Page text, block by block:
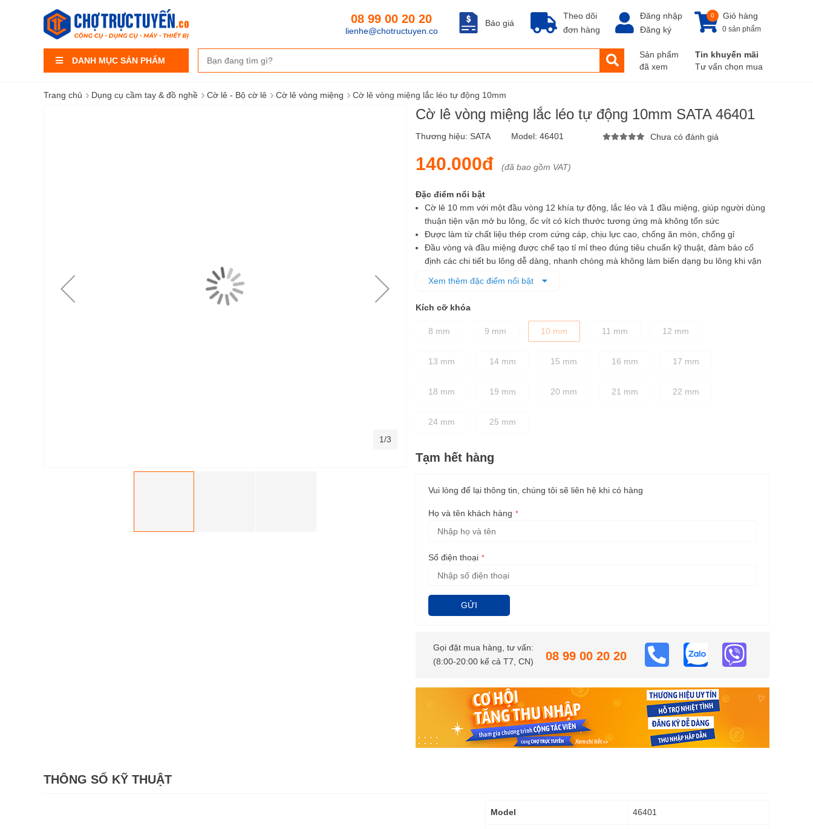
DANH MỤC SẢN PHẨM
Theo dõi
đơn hàng
Báo giá
08 99 00 20 20
lienhe@chotructuyen.co
Đăng nhập
Đăng ký
Giỏ hàng
0
0 sản phẩm
Sản phẩm
đã xem
Tin khuyến mãi
Tư vấn chọn mua
Trang chủ › Dụng cụ cầm tay & đồ nghề › Cờ lê - Bộ cờ lê › Cờ lê vòng miệng › Cờ lê vòng miệng lắc léo tự động 10mm
Cờ lê vòng miệng lắc léo tự động 10mm SATA 46401
Thương hiệu: SATA Model: 46401 Chưa có đánh giá
140.000đ (đã bao gồm VAT)
Đặc điểm nổi bật
Cờ lê 10 mm với một đầu vòng 12 khía tự động, lắc léo và 1 đầu miệng, giúp người dùng
thuận tiện vặn mở bu lông, ốc vít có kích thước tương ứng mà không tốn sức
Được làm từ chất liệu thép crom cứng cáp, chịu lực cao, chống ăn mòn, chống gỉ
Đầu vòng và đầu miệng được chế tạo tỉ mỉ theo đúng tiêu chuẩn kỹ thuật, đảm bảo cố
định các chi tiết bu lông dễ dàng, nhanh chóng mà không làm biến dạng bu lông khi vặn
Xem thêm đặc điểm nổi bật
Kích cỡ khóa
8 mm 9 mm 10 mm 11 mm 12 mm
13 mm 14 mm 15 mm 16 mm 17 mm
18 mm 19 mm 20 mm 21 mm 22 mm
24 mm 25 mm
Tạm hết hàng
Vui lòng để lại thông tin, chúng tôi sẽ liên hệ khi có hàng
Họ và tên khách hàng
Số điện thoại
GỬI
Gọi đặt mua hàng, tư vấn:
(8:00-20:00 kể cả T7, CN)
08 99 00 20 20
1/3
THÔNG SỐ KỸ THUẬT
Thông
Model 46401